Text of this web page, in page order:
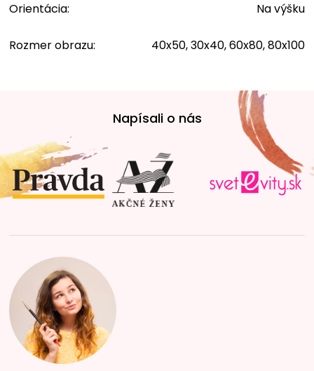
Orientácia: Na výšku
Rozmer obrazu: 40x50, 30x40, 60x80, 80x100
t
i
e
Napísali o nás